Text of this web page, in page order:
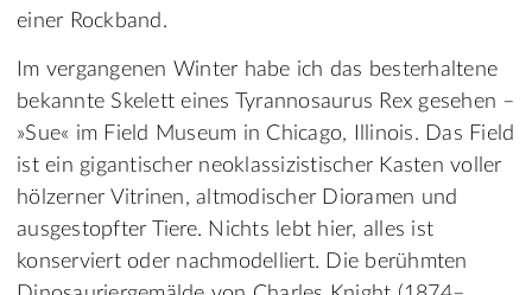
einer Rockband.
Im vergangenen Winter habe ich das besterhaltene
bekannte Skelett eines Tyrannosaurus Rex gesehen –
»Sue« im Field Museum in Chicago, Illinois. Das Field
ist ein gigantischer neoklassizistischer Kasten voller
hölzerner Vitrinen, altmodischer Dioramen und
ausgestopfter Tiere. Nichts lebt hier, alles ist
konserviert oder nachmodelliert. Die berühmten